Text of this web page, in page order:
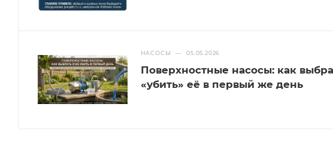
НАСОСЫ — 05.05.2026
Поверхностные насосы: как
«убить» её в первый же день